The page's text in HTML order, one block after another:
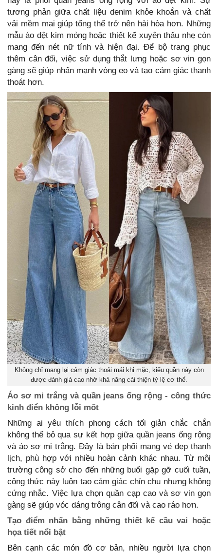
tương phản giữa chất liệu denim khỏe khoắn và chất
vải mềm mại giúp tổng thể trở nên hài hòa hơn. Những
mẫu áo dệt kim mỏng hoặc thiết kế xuyên thấu nhẹ còn
mang đến nét nữ tính và hiện đại. Để bộ trang phục
thêm cân đối, việc sử dụng thắt lưng hoặc sơ vin gọn
gàng sẽ giúp nhấn mạnh vòng eo và tạo cảm giác thanh
thoát hơn.
Không chỉ mang lại cảm giác thoải mái khi mặc, kiểu quần này còn
được đánh giá cao nhờ khả năng cải thiện tỷ lệ cơ thể.
Áo sơ mi trắng và quần jeans ống rộng - công thức
kinh điển không lỗi mốt
Những ai yêu thích phong cách tối giản chắc chắn
không thể bỏ qua sự kết hợp giữa quần jeans ống rộng
và áo sơ mi trắng. Đây là bản phối mang vẻ đẹp thanh
lịch, phù hợp với nhiều hoàn cảnh khác nhau. Từ môi
trường công sở cho đến những buổi gặp gỡ cuối tuần,
công thức này luôn tạo cảm giác chỉn chu nhưng không
cứng nhắc. Việc lựa chọn quần cạp cao và sơ vin gọn
gàng sẽ giúp vóc dáng trông cân đối và cao ráo hơn.
Tạo điểm nhấn bằng những thiết kế cầu vai hoặc
họa tiết nổi bật
Bên cạnh các món đồ cơ bản, nhiều người lựa chọn